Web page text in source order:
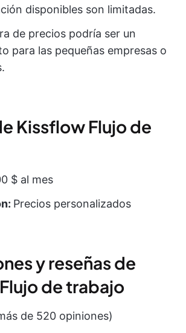
disponibles son limitadas.
de precios podría ser un
para las pequeñas empresas o
Kissflow Flujo de
$ al mes
Precios personalizados
y reseñas de
de trabajo
de 520 opiniones)